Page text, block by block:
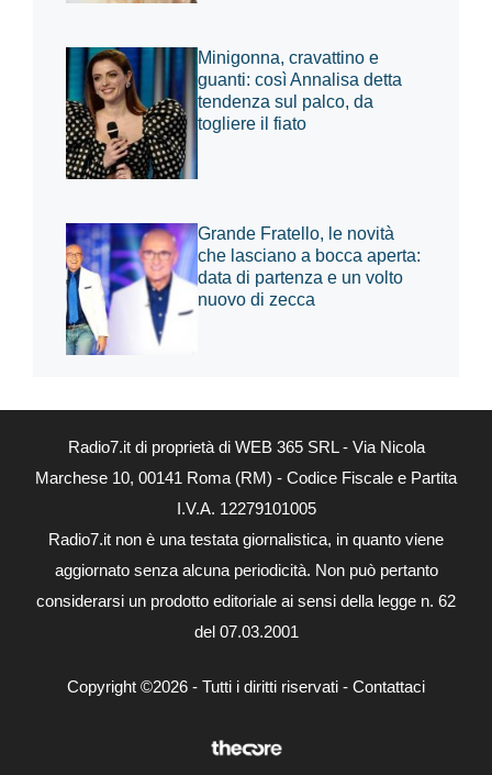
Minigonna, cravattino e
guanti: così Annalisa detta
tendenza sul palco, da
togliere il fiato
Grande Fratello, le novità
che lasciano a bocca aperta:
data di partenza e un volto
nuovo di zecca
Radio7.it di proprietà di WEB 365 SRL - Via Nicola
Marchese 10, 00141 Roma (RM) - Codice Fiscale e Partita
I.V.A. 12279101005
Radio7.it non è una testata giornalistica, in quanto viene
aggiornato senza alcuna periodicità. Non può pertanto
considerarsi un prodotto editoriale ai sensi della legge n. 62
del 07.03.2001
Copyright ©2026 - Tutti i diritti riservati - Contattaci